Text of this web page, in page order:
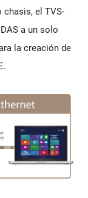
chasis, el TVS-
a un solo
la creación de